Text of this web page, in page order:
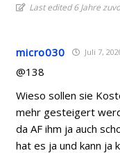
Last edited 6 Jahre
micro030 Juli 7,
@138
Wieso sollen sie
mehr gesteigert
da AF ihm ja auch
hat es ja und kann ja